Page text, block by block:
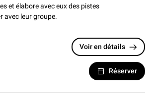
et élabore avec eux des pistes
avec leur groupe.
Voir en détails
Réserver